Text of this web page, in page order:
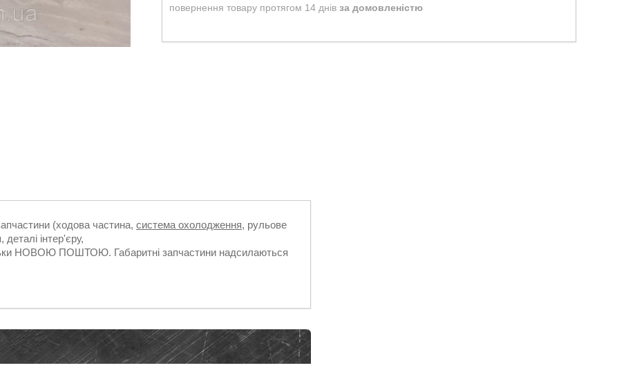
повернення товару протягом 14 днів за домовленістю
(ходова частина, система охолодження, рульове
деталі інтер'єру,
НОВОЮ ПОШТОЮ. Габаритні запчастини надсилаються